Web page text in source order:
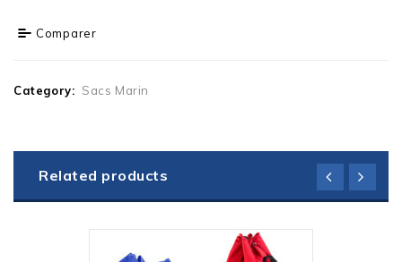
Comparer
Category: Sacs Marin
Related products